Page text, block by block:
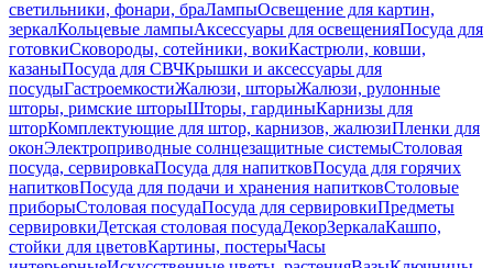
светильники, фонари, браЛампыОсвещение для картин,
зеркалКольцевые лампыАксессуары для освещенияПосуда для
готовкиСковороды, сотейники, вокиКастрюли, ковши,
казаныПосуда для СВЧКрышки и аксессуары для
посудыГастроемкостиЖалюзи, шторыЖалюзи, рулонные
шторы, римские шторыШторы, гардиныКарнизы для
шторКомплектующие для штор, карнизов, жалюзиПленки для
оконЭлектроприводные солнцезащитные системыСтоловая
посуда, сервировкаПосуда для напитковПосуда для горячих
напитковПосуда для подачи и хранения напитковСтоловые
приборыСтоловая посудаПосуда для сервировкиПредметы
сервировкиДетская столовая посудаДекорЗеркалаКашпо,
стойки для цветовКартины, постерыЧасы